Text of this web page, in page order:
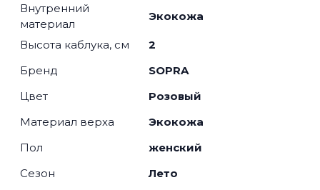
Внутренний
материал
Экокожа
Высота каблука, см
2
Бренд
SOPRA
Цвет
Розовый
Материал верха
Экокожа
Пол
женский
Сезон
Лето